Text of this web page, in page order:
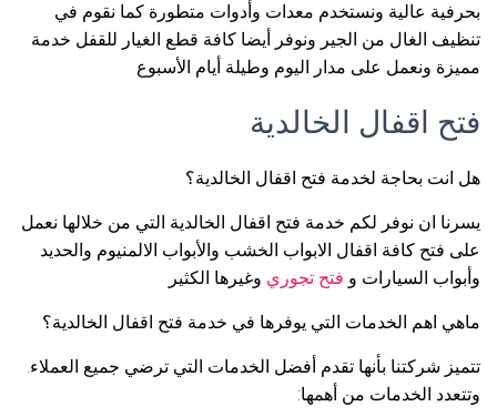
بحرفية عالية ونستخدم معدات وأدوات متطورة كما نقوم في
تنظيف الغال من الجير ونوفر أيضا كافة قطع الغيار للقفل خدمة
مميزة ونعمل على مدار اليوم وطيلة أيام الأسبوع
فتح اقفال الخالدية
هل انت بحاجة لخدمة فتح اقفال الخالدية؟
يسرنا ان نوفر لكم خدمة فتح اقفال الخالدية التي من خلالها نعمل
على فتح كافة اقفال الابواب الخشب والأبواب الالمنيوم والحديد
وأبواب السيارات و فتح تجوري وغيرها الكثير
ماهي اهم الخدمات التي يوفرها في خدمة فتح اقفال الخالدية؟
تتميز شركتنا بأنها تقدم أفضل الخدمات التي ترضي جميع العملاء.
وتتعدد الخدمات من أهمها: